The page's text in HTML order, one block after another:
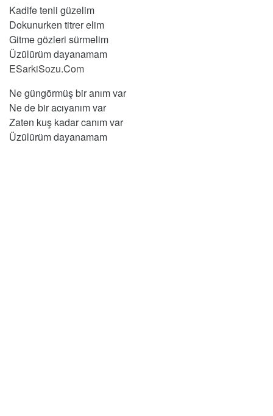
Kadife tenli güzelim
Dokunurken titrer elim
Gitme gözleri sürmelim
Üzülürüm dayanamam
ESarkiSozu.Com
Ne güngörmüş bir anım var
Ne de bir acıyanım var
Zaten kuş kadar canım var
Üzülürüm dayanamam